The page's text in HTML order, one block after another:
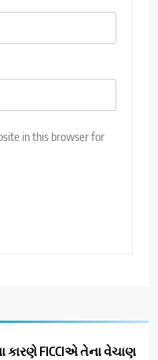
in this browser for
કારણે FICCIએ તેના વેચાણ